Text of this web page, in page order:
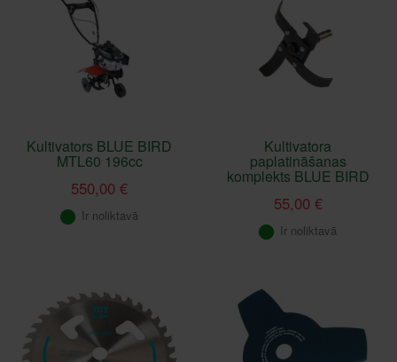
Kultivators BLUE BIRD
MTL60 196cc
550,00 €
Ir noliktavā
Kultivatora
paplatināšanas
komplekts BLUE BIRD
55,00 €
Ir noliktavā